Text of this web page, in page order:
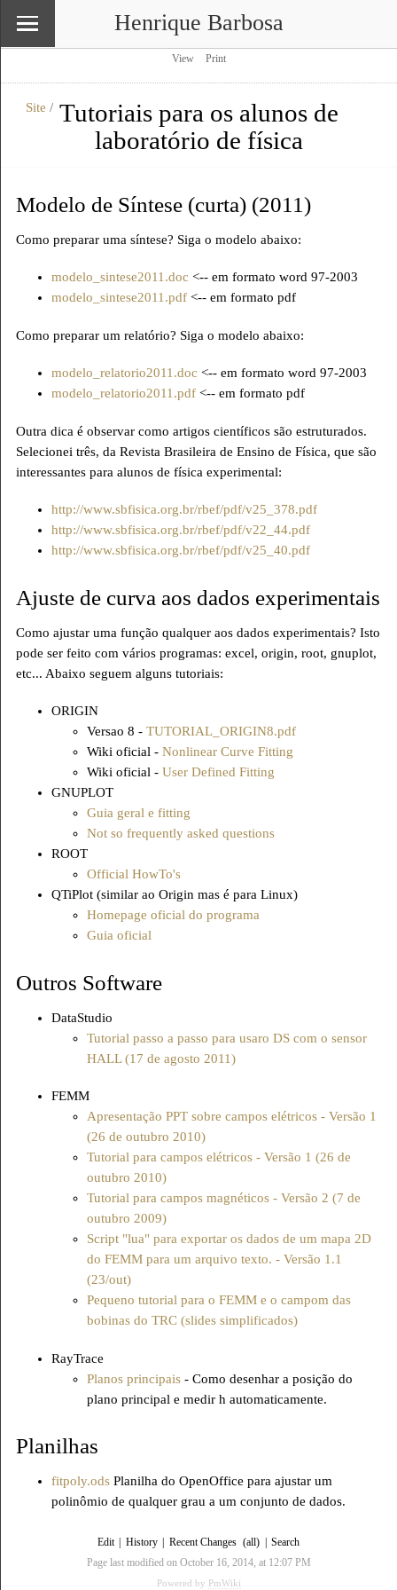
Henrique Barbosa
View Print
Site / Tutoriais para os alunos de
laboratório de física
Modelo de Síntese (curta) (2011)
Como preparar uma síntese? Siga o modelo abaixo:
modelo_sintese2011.doc <-- em formato word 97-2003
modelo_sintese2011.pdf <-- em formato pdf
Como preparar um relatório? Siga o modelo abaixo:
modelo_relatorio2011.doc <-- em formato word 97-2003
modelo_relatorio2011.pdf <-- em formato pdf
Outra dica é observar como artigos científicos são estruturados.
Selecionei três, da Revista Brasileira de Ensino de Física, que são
interessantes para alunos de física experimental:
http://www.sbfisica.org.br/rbef/pdf/v25_378.pdf
http://www.sbfisica.org.br/rbef/pdf/v22_44.pdf
http://www.sbfisica.org.br/rbef/pdf/v25_40.pdf
Ajuste de curva aos dados experimentais
Como ajustar uma função qualquer aos dados experimentais? Isto
pode ser feito com vários programas: excel, origin, root, gnuplot,
etc... Abaixo seguem alguns tutoriais:
ORIGIN
Versao 8 -TUTORIAL_ORIGIN8.pdf
Wiki oficial -Nonlinear Curve Fitting
Wiki oficial -User Defined Fitting
GNUPLOT
Guia geral e fitting
Not so frequently asked questions
ROOT
Official HowTo's
QTiPlot (similar ao Origin mas é para Linux)
Homepage oficial do programa
Guia oficial
Outros Software
DataStudio
Tutorial passo a passo para usaro DS com o sensor
HALL (17 de agosto 2011)
FEMM
Apresentação PPT sobre campos elétricos - Versão 1
(26 de outubro 2010)
Tutorial para campos elétricos - Versão 1 (26 de
outubro 2010)
Tutorial para campos magnéticos - Versão 2 (7 de
outubro 2009)
Script "lua" para exportar os dados de um mapa 2D
do FEMM para um arquivo texto. - Versão 1.1
(23/out)
Pequeno tutorial para o FEMM e o campom das
bobinas do TRC (slides simplificados)
RayTrace
Planos principais - Como desenhar a posição do
plano principal e medir h automaticamente.
Planilhas
fitpoly.ods Planilha do OpenOffice para ajustar um
polinômio de qualquer grau a um conjunto de dados.
Edit History Recent Changes (all)
Search
Page last modified on October 16, 2014, at 12:07 PM
Powered by PmWiki